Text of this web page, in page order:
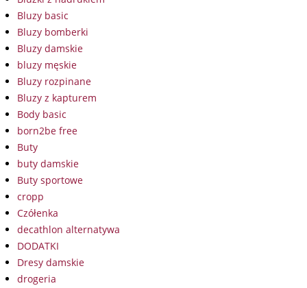
Bluzy basic
Bluzy bomberki
Bluzy damskie
bluzy męskie
Bluzy rozpinane
Bluzy z kapturem
Body basic
born2be free
Buty
buty damskie
Buty sportowe
cropp
Czółenka
decathlon alternatywa
DODATKI
Dresy damskie
drogeria